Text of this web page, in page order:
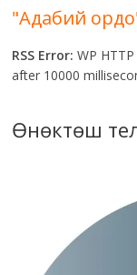
"Адабий
RSS Error: WP
after 10000
Өнөктөш